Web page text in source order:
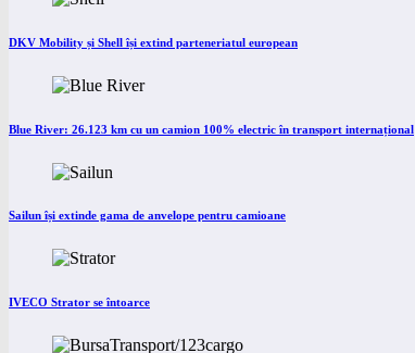
DKV Mobility și Shell își extind parteneriatul european
Blue River: 26.123 km cu un camion 100% electric în transport internațional
Sailun își extinde gama de anvelope pentru camioane
IVECO Strator se întoarce